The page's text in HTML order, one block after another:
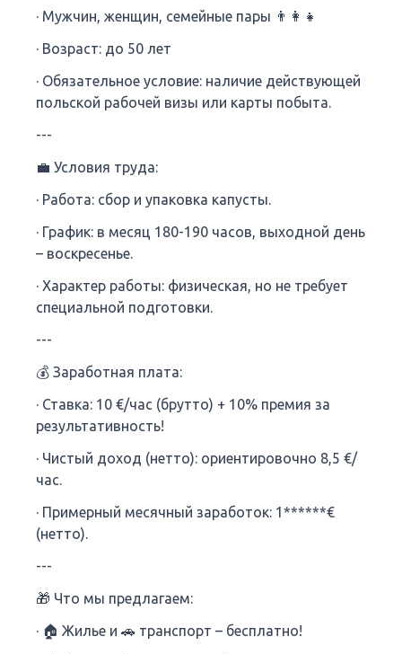
· Мужчин, женщин, семейные пары 👨‍👩‍👧
· Возраст: до 50 лет
· Обязательное условие: наличие действующей
польской рабочей визы или карты побыта.
---
💼 Условия труда:
· Работа: сбор и упаковка капусты.
· График: в месяц 180-190 часов, выходной день
– воскресенье.
· Характер работы: физическая, но не требует
специальной подготовки.
---
💰 Заработная плата:
· Ставка: 10 €/час (брутто) + 10% премия за
результативность!
· Чистый доход (нетто): ориентировочно 8,5 €/
час.
· Примерный месячный заработок: 1******€
(нетто).
---
🎁 Что мы предлагаем:
· 🏠 Жилье и 🚗 транспорт – бесплатно!